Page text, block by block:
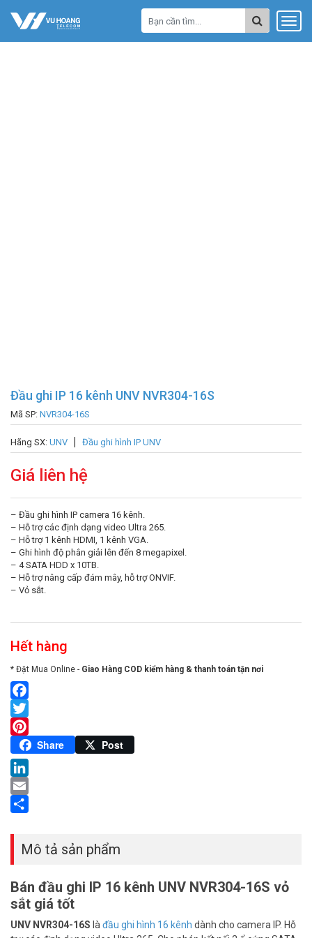
Đầu ghi IP 16 kênh UNV NVR304-16S
Mã SP: NVR304-16S
Hãng SX: UNV Đầu ghi hình IP UNV
Giá liên hệ
– Đầu ghi hình IP camera 16 kênh.
– Hỗ trợ các định dạng video Ultra 265.
– Hỗ trợ 1 kênh HDMI, 1 kênh VGA.
– Ghi hình độ phân giải lên đến 8 megapixel.
– 4 SATA HDD x 10TB.
– Hỗ trợ nâng cấp đám mây, hỗ trợ ONVIF.
– Vỏ sắt.
Hết hàng
* Đặt Mua Online - Giao Hàng COD kiểm hàng & thanh toán tận nơi
Facebook
Twitter
Pinterest
Share Post
LinkedIn
Email
Mô tả sản phẩm
Bán đầu ghi IP 16 kênh UNV NVR304-16S vỏ
sắt giá tốt
UNV NVR304-16S là đầu ghi hình 16 kênh dành cho camera IP. Hỗ